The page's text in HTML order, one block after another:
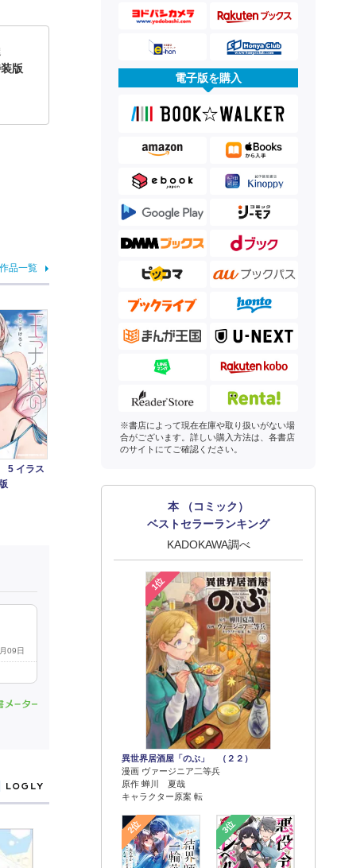
版
品一覧
5 イラス
09日
電子版を購入
※書店によって現在在庫や取り扱いがない場
合がございます。詳しい購入方法は、各書店
のサイトにてご確認ください。
本 （コミック）
ベストセラーランキング
KADOKAWA調べ
1位
異世界居酒屋「のぶ」 （２２）
漫画 ヴァージニア二等兵
原作 蝉川 夏哉
キャラクター原案 転
2位 3位